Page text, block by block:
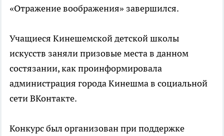
«Отражение воображения» завершился.
Учащиеся Кинешемской детской школы
искусств заняли призовые места в данном
состязании, как проинформировала
администрация города Кинешма в социальной
сети ВКонтакте.
Конкурс был организован при поддержке